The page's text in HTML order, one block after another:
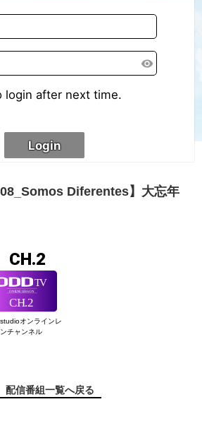
Diferentes】大忘年
CH.2
オンラインレ
チャンネル
配信番組一覧へ戻る